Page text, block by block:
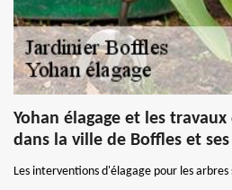
Yohan élagage et les
dans la ville de Boffles et
Les interventions d'élagage pour les